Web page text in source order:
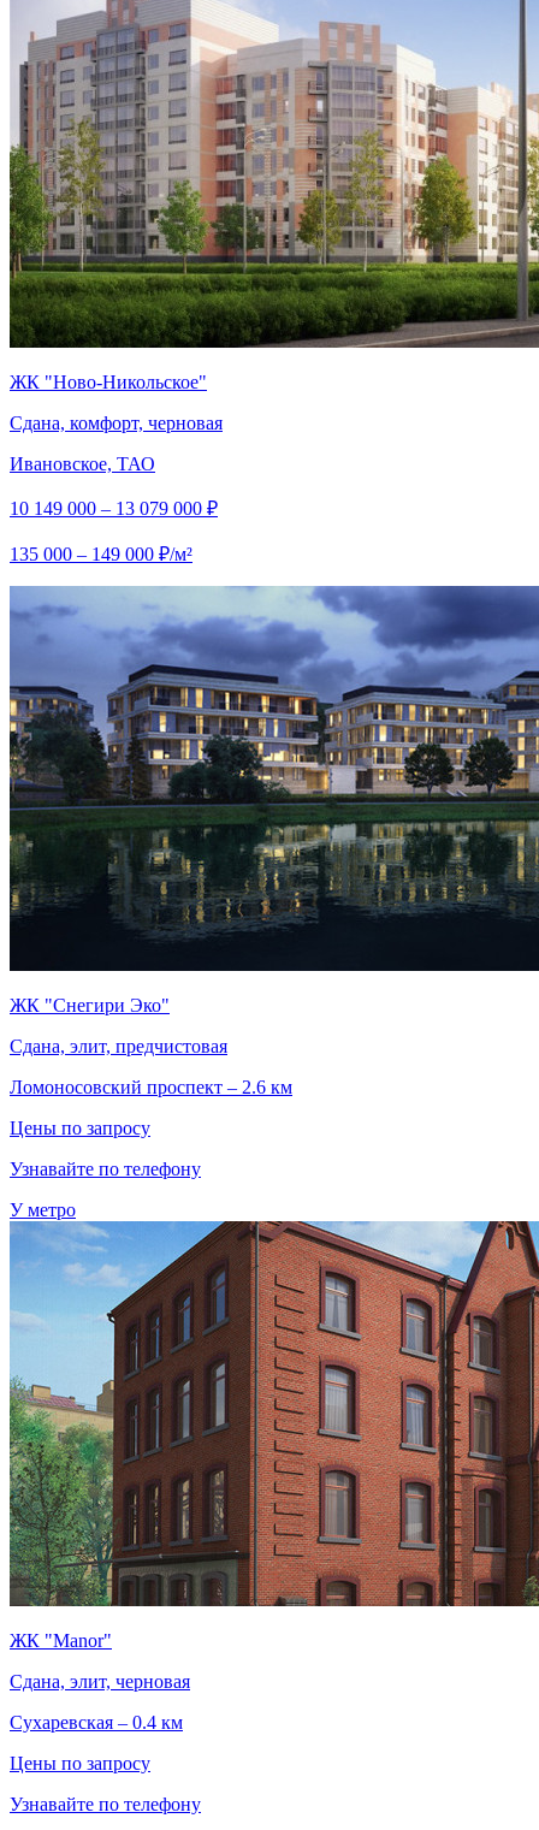
ЖК "Ново-Никольское"
Сдана, комфорт, черновая
Ивановское, ТАО
10 149 000 – 13 079 000 ₽
135 000 – 149 000 ₽/м²
ЖК "Снегири Эко"
Сдана, элит, предчистовая
Ломоносовский проспект – 2.6 км
Цены по запросу
Узнавайте по телефону
У метро
ЖК "Manor"
Сдана, элит, черновая
Сухаревская – 0.4 км
Цены по запросу
Узнавайте по телефону